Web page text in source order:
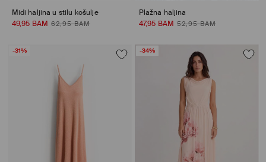
Midi haljina u stilu košulje
49,95 BAM 62,95 BAM
Plažna haljina
47,95 BAM 52,95 BAM
-31% -34%